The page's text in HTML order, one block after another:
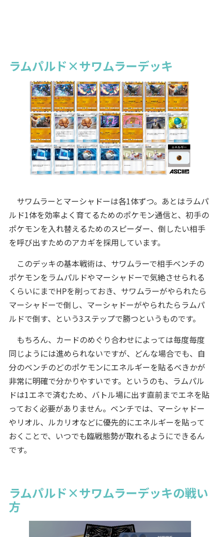
ラムパルド×サワムラーデッキ
サワムラーとマーシャドーは各1体ずつ。あとはラムパ
ルド1体を効率よく育てるためのポケモン通信と、初手の
ポケモンを入れ替えるためのスピーダー、倒したい相手
を呼び出すためのアカギを採用しています。
このデッキの基本戦術は、サワムラーで相手ベンチの
ポケモンをラムパルドやマーシャドーで気絶させられる
くらいにまでHPを削っておき、サワムラーがやられたら
マーシャドーで倒し、マーシャドーがやられたらラムパ
ルドで倒す、という3ステップで勝つというものです。
もちろん、カードのめぐり合わせによっては毎度毎度
同じようには進められないですが、どんな場合でも、自
分のベンチのどのポケモンにエネルギーを貼るべきかが
非常に明確で分かりやすいです。というのも、ラムパル
ドは1エネで済むため、バトル場に出す直前までエネを貼
っておく必要がありません。ベンチでは、マーシャドー
やリオル、ルカリオなどに優先的にエネルギーを貼って
おくことで、いつでも臨戦態勢が取れるようにできるん
です。
ラムパルド×サワムラーデッキの戦い
方